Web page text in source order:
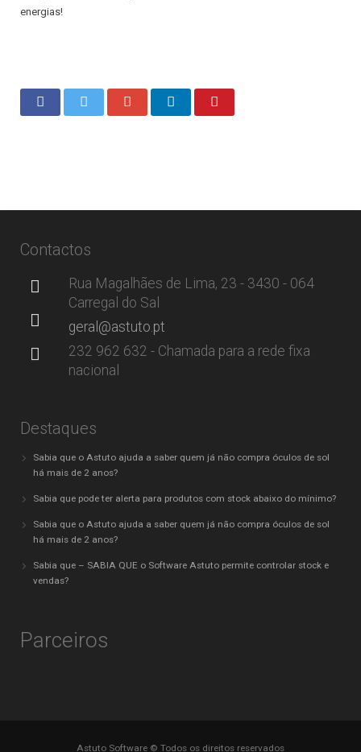
energias!
Contactos
Rua Magalhães de Lima, 23 - 3430 - 064
Carregal do Sal
geral@astuto.pt
232 962 632 - Chamada para a rede fixa
nacional
Destaques
Sabia que o Astuto ajuda a saber quem já não compra óculos de sol
há mais de 2 anos?
Sabia que pode ter alerta para produtos com stock abaixo do mínimo?
Sabia que o Astuto ajuda a saber quem já não compra óculos de sol
há mais de 2 anos?
Sabia que – SABIA QUE o Software Astuto permite controlar stock e
vendas?
Parceiros
Astuto Software © Todos os direitos reservados